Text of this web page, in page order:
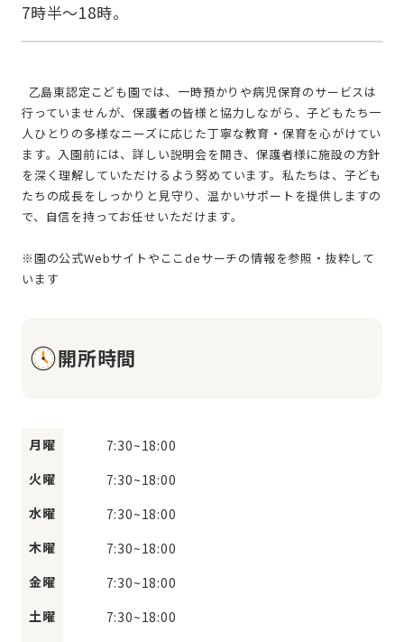
行っていませんが、保護者の皆様と協力しながら、子どもたち一
人ひとりの多様なニーズに応じた丁寧な教育・保育を心がけてい
ます。入園前には、詳しい説明会を開き、保護者様に施設の方針
を深く理解していただけるよう努めています。私たちは、子ども
たちの成長をしっかりと見守り、温かいサポートを提供しますの
で、自信を持ってお任せいただけます。
※園の公式Webサイトやここdeサーチの情報を参照・抜粋して
開所時間
月曜 7:30~18:00
火曜
7:30~18:00
水曜
7:30~18:00
木曜
7:30~18:00
金曜
7:30~18:00
土曜
7:30~18:00